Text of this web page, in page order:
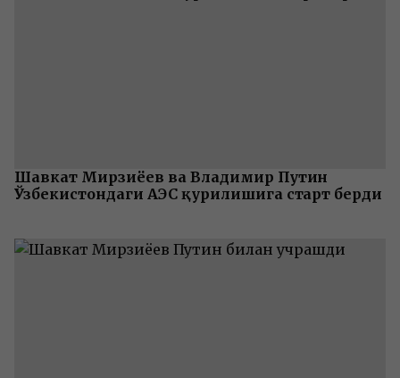
Шавкат Мирзиёев ва Владимир Путин
Ўзбекистондаги АЭС қурилишига старт берди